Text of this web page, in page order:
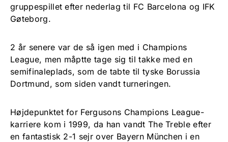
gruppespillet efter nederlag til FC Barcelona og IFK
Gøteborg.
2 år senere var de så igen med i Champions
League, men måptte tage sig til takke med en
semifinaleplads, som de tabte til tyske Borussia
Dortmund, som siden vandt turneringen.
Højdepunktet for Fergusons Champions League-
karriere kom i 1999, da han vandt The Treble efter
en fantastisk 2-1 sejr over Bayern München i en